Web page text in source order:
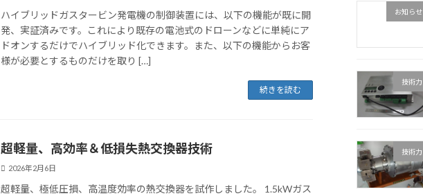
ハイブリッドガスタービン発電機の制御装置には、以下の機能が既に開
発、実証済みです。これにより既存の電池式のドローンなどに単純にア
ドオンするだけでハイブリッド化できます。また、以下の機能からお客
様が必要とするものだけを取り […]
続きを読む
超軽量、高効率＆低損失熱交換器技術
2026年2月6日
超軽量、極低圧損、高温度効率の熱交換器を試作しました。 1.5kWガス
お知らせ
技術力
技術力